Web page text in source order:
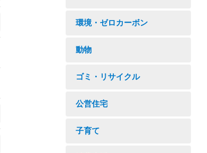
環境・ゼロカーボン
動物
ゴミ・リサイクル
公営住宅
子育て